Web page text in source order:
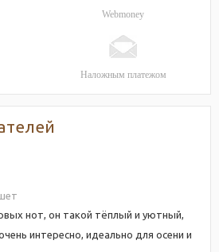
Webmoney
Наложным платежом
нот, он такой тёплый и уютный,
интересно, идеально для осени и